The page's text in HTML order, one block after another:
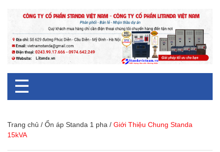
☰
Trang chủ / Ổn áp Standa 1 pha / Giới Thiệu Chung Standa
15kVA